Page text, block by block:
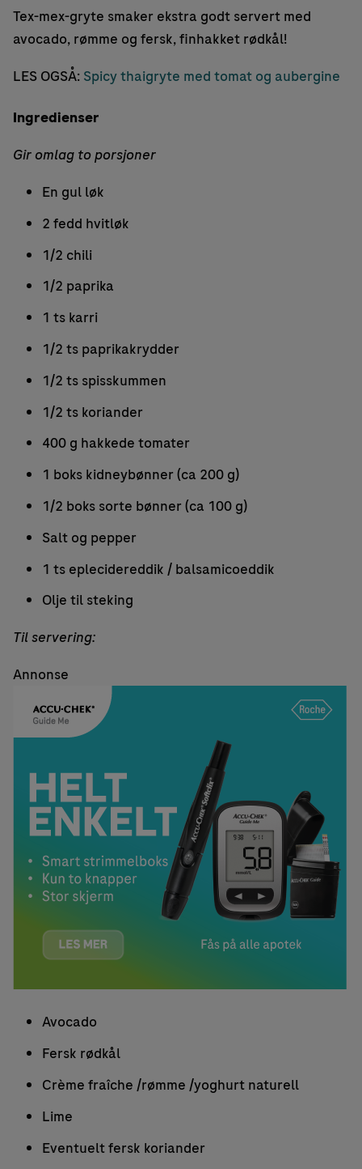
Tex-mex-gryte smaker ekstra godt servert med
avocado, rømme og fersk, finhakket rødkål!
LES OGSÅ: Spicy thaigryte med tomat og aubergine
Ingredienser
Gir omlag to porsjoner
En gul løk
2 fedd hvitløk
1/2 chili
1/2 paprika
1 ts karri
1/2 ts paprikakrydder
1/2 ts spisskummen
1/2 ts koriander
400 g hakkede tomater
1 boks kidneybønner (ca 200 g)
1/2 boks sorte bønner (ca 100 g)
Salt og pepper
1 ts eplecidereddik / balsamicoeddik
Olje til steking
Til servering:
Annonse
Avocado
Fersk rødkål
Crème fraîche /rømme /yoghurt naturell
Lime
Eventuelt fersk koriander